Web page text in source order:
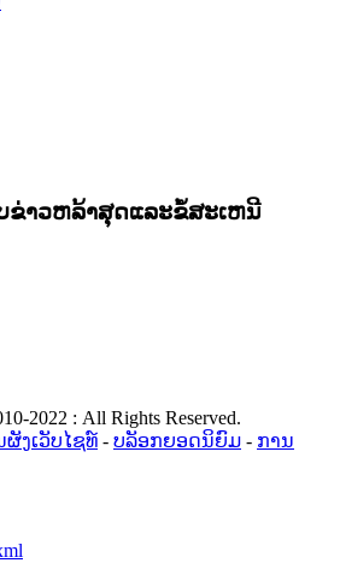
ຂ່າວ​ຫລ້າ​ສຸດ​ແລະ​ຂໍ້​ສະ​ເຫນີ​
2022 : All Rights Reserved.
ງເວັບໄຊທ໌ - ບລັອກຍອດນິຍົມ - ການ